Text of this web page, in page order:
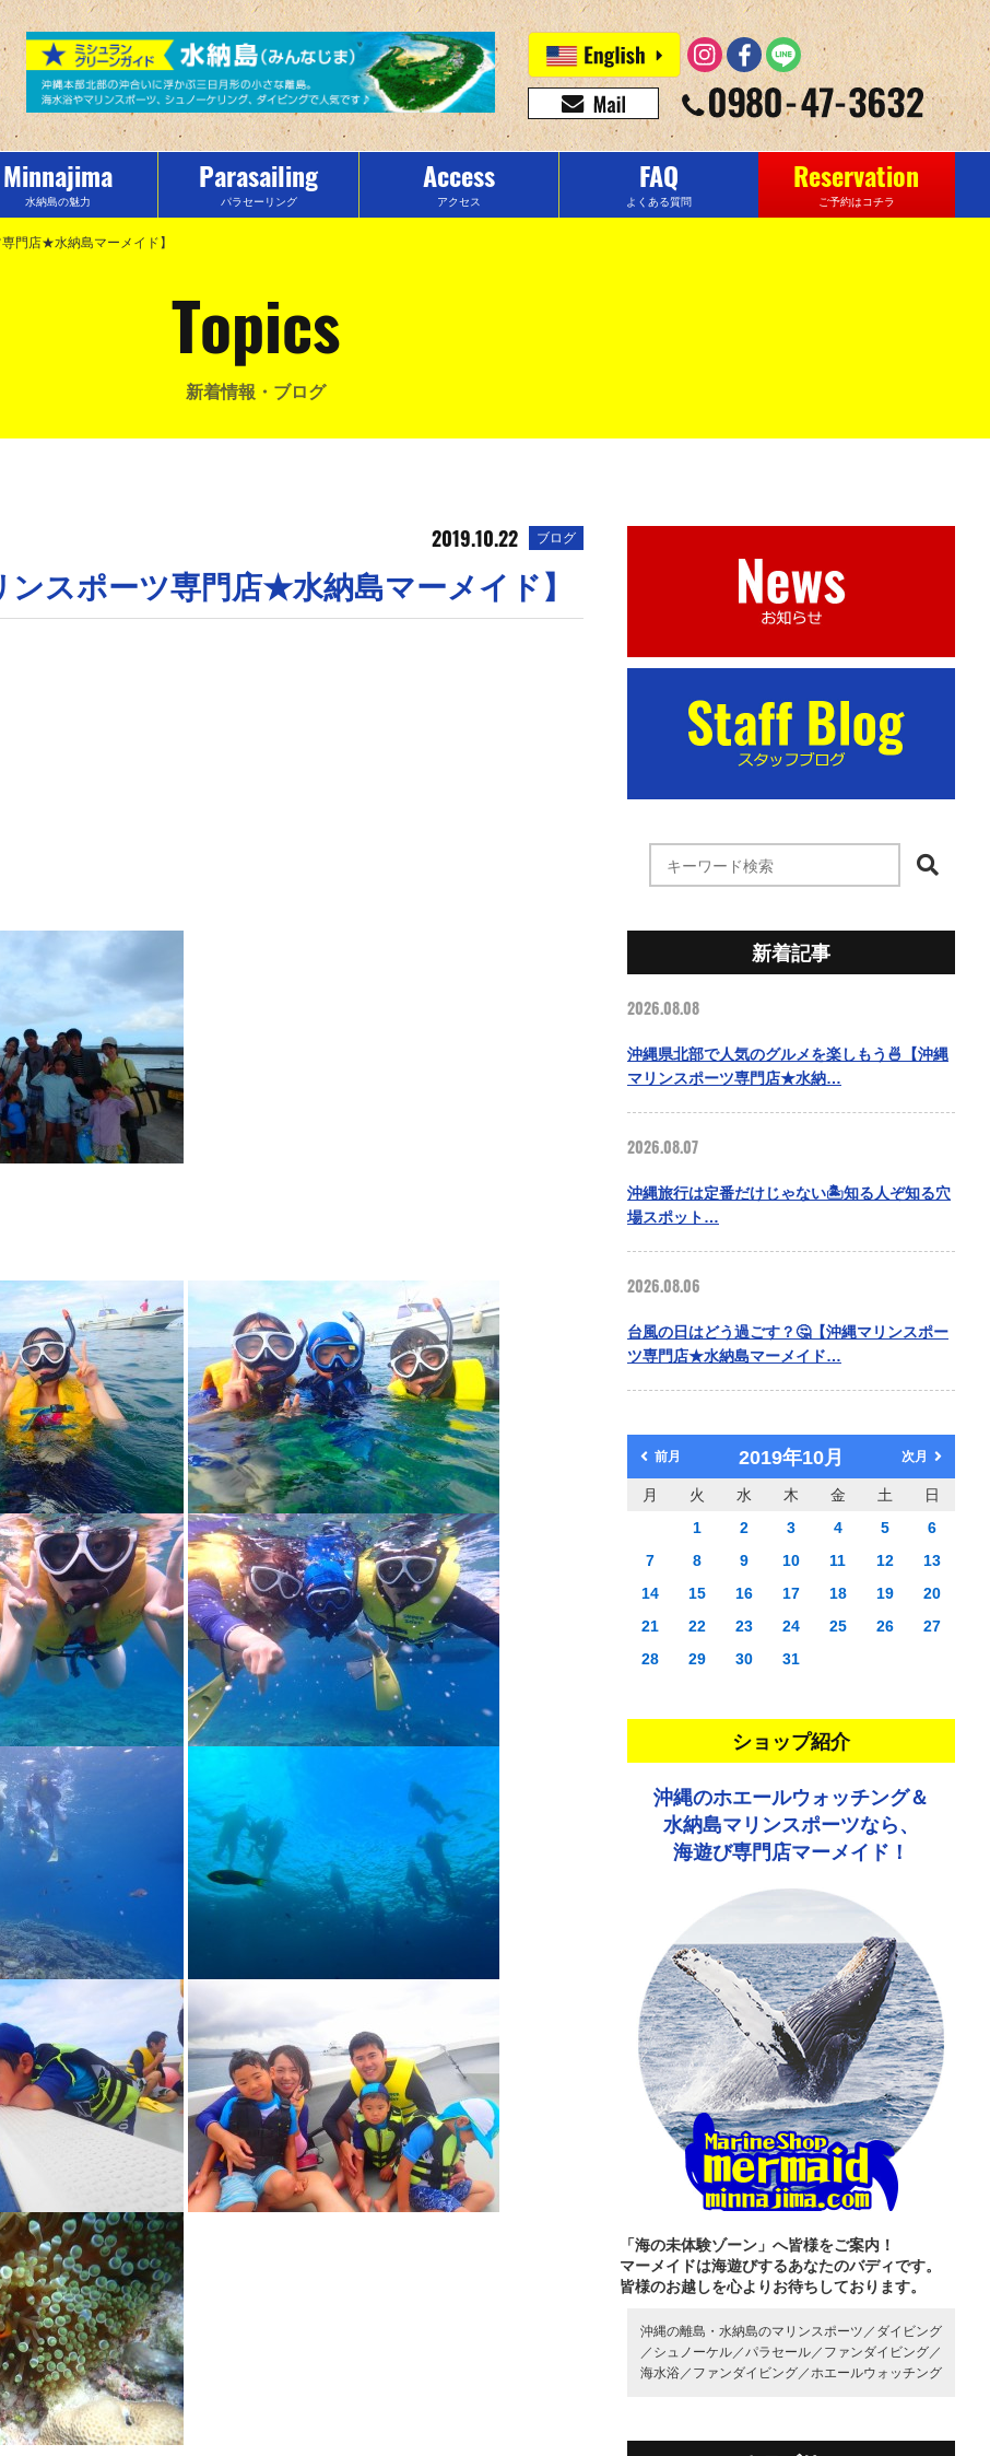
Minnajima
水納島の魅力
Parasailing
パラセーリング
Access
アクセス
FAQ
よくある質問
Reservation
ご予約はコチラ
門店★水納島マーメイド】
Topics
新着情報・ブログ
2019.10.22 ブログ
スポーツ専門店★水納島マーメイド】
新着記事
2026.08.08
沖縄県北部で人気のグルメを楽しもう🍜【沖縄
マリンスポーツ専門店★水納…
2026.08.07
沖縄旅行は定番だけじゃない🏝️知る人ぞ知る穴
場スポット…
2026.08.06
台風の日はどう過ごす？🤔【沖縄マリンスポー
ツ専門店★水納島マーメイド…
前月 2019年10月 次月
月 火 水 木 金 土
日
1
2 3 4 5
6
7
8 9 10 11 12
13
14
15 16 17 18 19
20
21
22 23 24 25 26
27
28
29 30 31
ショップ紹介
沖縄のホエールウォッチング＆
水納島マリンスポーツなら、
海遊び専門店マーメイド！
「海の未体験ゾーン」へ皆様をご案内！
マーメイドは海遊びするあなたのバディです。
皆様のお越しを心よりお待ちしております。
沖縄の離島・水納島のマリンスポーツ／ ダイビング
／ シュノーケル／ パラセール／ ファンダイビング／
海水浴／ ファンダイビング／ ホエールウォッチング